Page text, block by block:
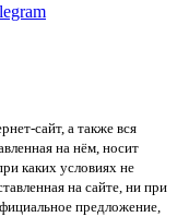
сайт, а также вся
на нём, носит
каких условиях не
на сайте, ни при
предложение,